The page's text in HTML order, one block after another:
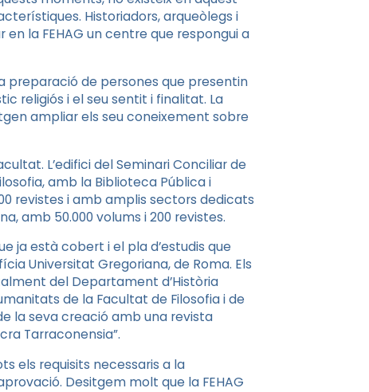
Historiadors, arqueòlegs i
la FEHAG un centre que respongui a
preparació de persones que presentin
religiós i el seu sentit i finalitat. La
ampliar els seu coneixement sobre
L’edifici delSeminari Conciliarde
amb la Biblioteca Públicai
revistes i amb amplis sectors dedicats
, amb 50.000 volums i 200 revistes.
ja està cobert i el pla d’estudis que
Universitat Gregoriana, de Roma. Els
del Departament d’Història
de la Facultat de Filosofia i de
la seva creació amb una revista
Tarraconensia”.
els requisits necessaris a la
Desitgem molt que la FEHAG